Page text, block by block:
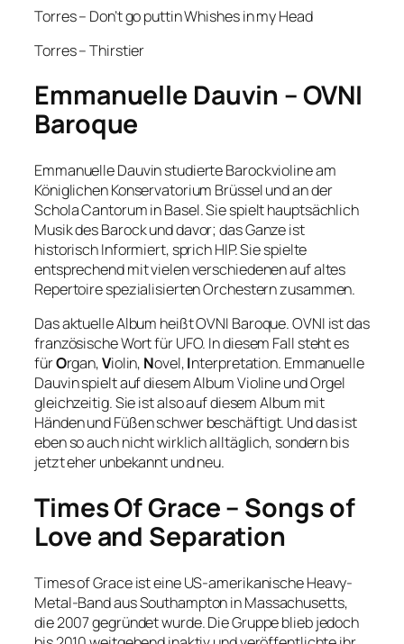
Torres – Don’t go puttin Whishes in my Head
Torres – Thirstier
Emmanuelle Dauvin – OVNI
Baroque
Emmanuelle Dauvin studierte Barockvioline am
Königlichen Konservatorium Brüssel und an der
Schola Cantorum in Basel. Sie spielt hauptsächlich
Musik des Barock und davor; das Ganze ist
historisch Informiert, sprich HIP. Sie spielte
entsprechend mit vielen verschiedenen auf altes
Repertoire spezialisierten Orchestern zusammen.
Das aktuelle Album heißt OVNI Baroque. OVNI ist das
französische Wort für UFO. In diesem Fall steht es
fürOrgan,Violin, Novel,Interpretation. Emmanuelle
Dauvin spielt auf diesem Album Violine und Orgel
gleichzeitig. Sie ist also auf diesem Album mit
Händen und Füßen schwer beschäftigt. Und das ist
eben so auch nicht wirklich alltäglich, sondern bis
jetzt eher unbekannt und neu.
Times Of Grace – Songs of
Love and Separation
Times of Grace ist eine US-amerikanische Heavy-
Metal-Band aus Southampton in Massachusetts,
die 2007 gegründet wurde. Die Gruppe blieb jedoch